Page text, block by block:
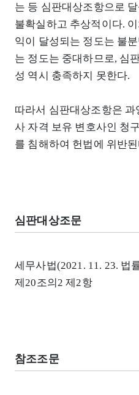
는 등 심판대상조항으로
불확실하고 추상적이다.
익이 달성되는 정도는 불
는 정도는 중대하므로, 심
성 역시 충족하지 못한다.
따라서 심판대상조항은
사 자격 보유 변호사인 청
를 침해하여 헌법에 위반
심판대상조문
세무사법(2021. 11. 23. 법
제20조의2 제2항
참조조문